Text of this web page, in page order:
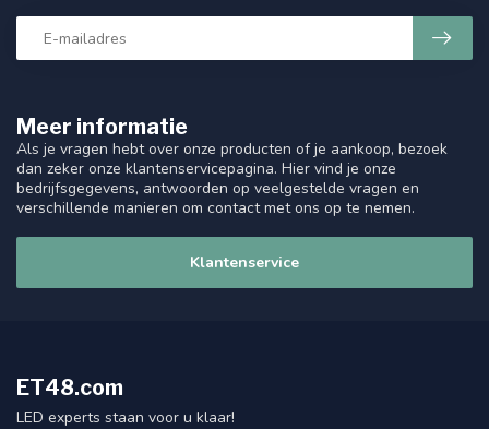
Meer informatie
Als je vragen hebt over onze producten of je aankoop, bezoek
dan zeker onze klantenservicepagina. Hier vind je onze
bedrijfsgegevens, antwoorden op veelgestelde vragen en
verschillende manieren om contact met ons op te nemen.
Klantenservice
ET48.com
LED experts staan voor u klaar!